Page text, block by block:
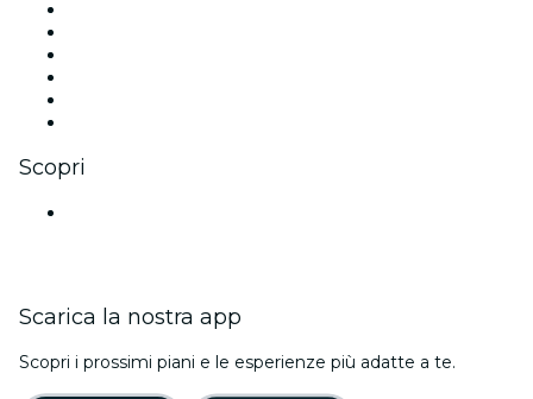
Scopri
Scarica la nostra app
Scopri i prossimi piani e le esperienze più adatte a te.